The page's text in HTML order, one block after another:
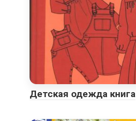
Детская одежда книга